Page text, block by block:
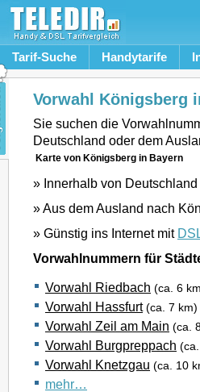
Tarif-Suche Handytarife
Vorwahl Königsberg
Sie suchen die
Deutschland oder dem
Karte von Königsberg in Bayern
» Innerhalb von
» Aus dem Ausland nach
» Günstig ins Internet mit
Vorwahlnummern für
Vorwahl Riedbach (ca. 6
Vorwahl Hassfurt (ca. 7 km)
Vorwahl Zeil am Main (ca.
Vorwahl Burgpreppach
Vorwahl Knetzgau (ca. 10
mehr…